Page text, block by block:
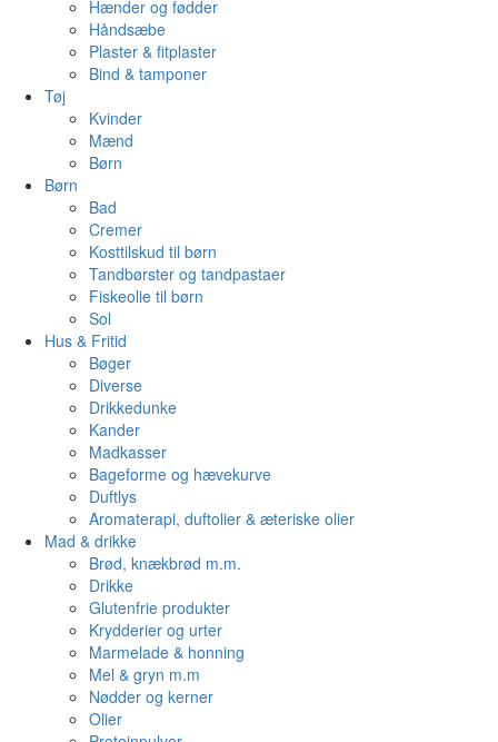
Hænder og fødder
Håndsæbe
Plaster & fitplaster
Bind & tamponer
Tøj
Kvinder
Mænd
Børn
Børn
Bad
Cremer
Kosttilskud til børn
Tandbørster og tandpastaer
Fiskeolie til børn
Sol
Hus & Fritid
Bøger
Diverse
Drikkedunke
Kander
Madkasser
Bageforme og hævekurve
Duftlys
Aromaterapi, duftolier & æteriske olier
Mad & drikke
Brød, knækbrød m.m.
Drikke
Glutenfrie produkter
Krydderier og urter
Marmelade & honning
Mel & gryn m.m
Nødder og kerner
Olier